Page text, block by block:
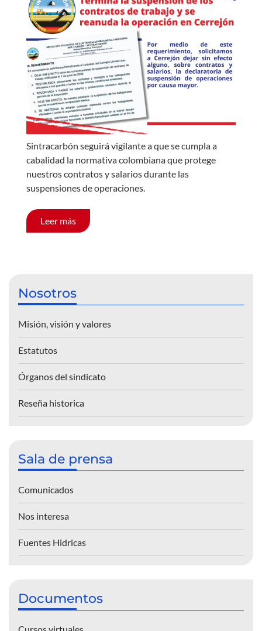
Sintracarbón seguirá vigilante a que se cumpla a
cabalidad la normativa colombiana que protege
nuestros contratos y salarios durante las
suspensiones de operaciones.
Leer más
Nosotros
Misión, visión y valores
Estatutos
Órganos del sindicato
Reseña historica
Sala de prensa
Comunicados
Nos interesa
Fuentes Hidricas
Documentos